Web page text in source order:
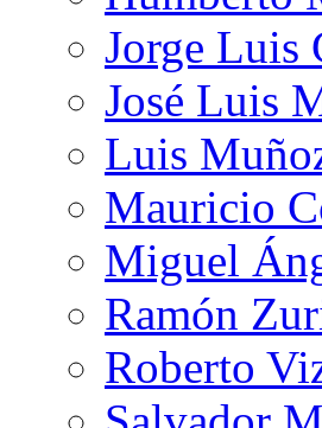
Jorge Luis
José Luis
Luis
Mauricio
Miguel
Ramón
Roberto